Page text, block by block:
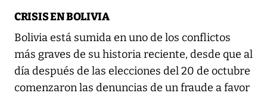
CRISIS EN BOLIVIA
Bolivia está sumida en uno de los conflictos
más graves de su historia reciente, desde que al
día después de las elecciones del 20 de octubre
comenzaron las denuncias de un fraude a favor